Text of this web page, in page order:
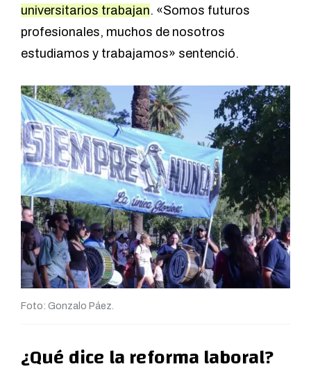
universitarios trabajan. «Somos futuros
profesionales, muchos de nosotros
estudiamos y trabajamos» sentenció.
Foto: Gonzalo Páez.
¿Qué dice la reforma laboral?